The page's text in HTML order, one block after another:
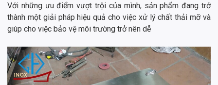
Với những ưu điểm vượt trội của mình, sản phẩm đang trở
thành một giải pháp hiệu quả cho việc xử lý chất thải mỡ và
giúp cho việc bảo vệ môi trường trở nên dễ